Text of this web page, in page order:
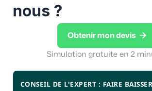
nous ?
Obtenir mon devis 
Simulation gratuite en 2
CONSEIL DE L'EXPERT : FAIRE